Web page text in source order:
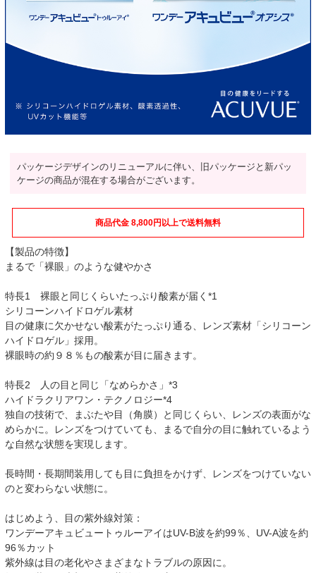
パッケージデザインのリニューアルに伴い、旧パッケージと新パッ
ケージの商品が混在する場合がございます。
商品代金 8,800円以上で送料無料
【製品の特徴】
まるで「裸眼」のような健やかさ
特長1 裸眼と同じくらいたっぷり酸素が届く*1
シリコーンハイドロゲル素材
目の健康に欠かせない酸素がたっぷり通る、レンズ素材「シリコーン
ハイドロゲル」採用。
裸眼時の約９８％もの酸素が目に届きます。
特長2 人の目と同じ「なめらかさ」*3
ハイドラクリアワン・テクノロジー*4
独自の技術で、まぶたや目（角膜）と同じくらい、レンズの表面がな
めらかに。レンズをつけていても、まるで自分の目に触れているよう
な自然な状態を実現します。
長時間・長期間装用しても目に負担をかけず、レンズをつけていない
のと変わらない状態に。
はじめよう、目の紫外線対策：
ワンデーアキュビュートゥルーアイはUV-B波を約99％、UV-A波を約
96％カット
紫外線は目の老化やさまざまなトラブルの原因に。